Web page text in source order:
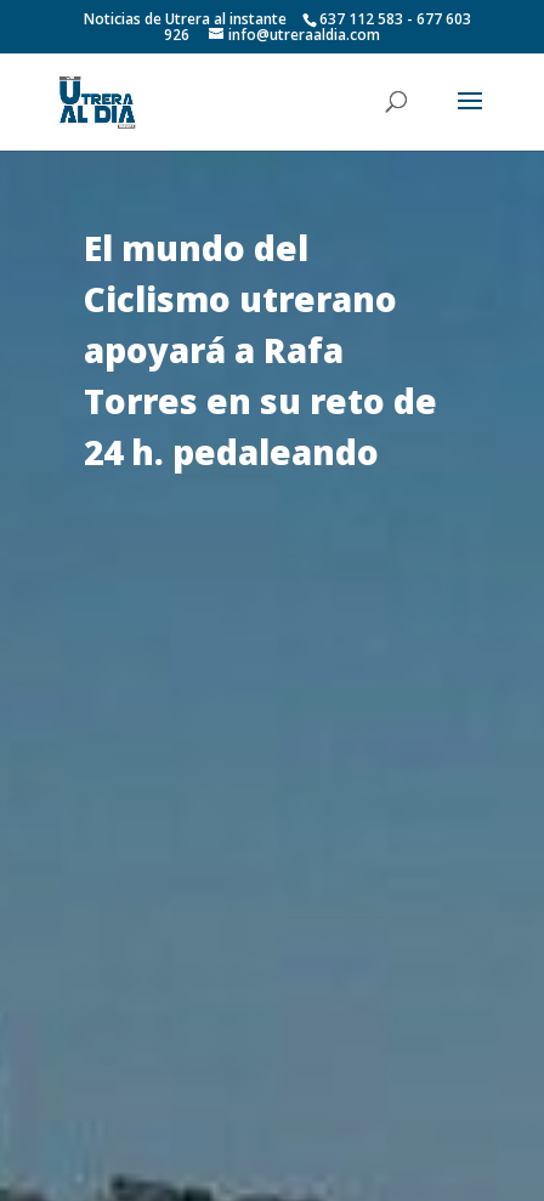
Noticias de Utrera al instante 637 112 583 - 677 603
926 info@utreraaldia.com
El mundo del
Ciclismo utrerano
apoyará a Rafa
Torres en su reto de
24 h. pedaleando